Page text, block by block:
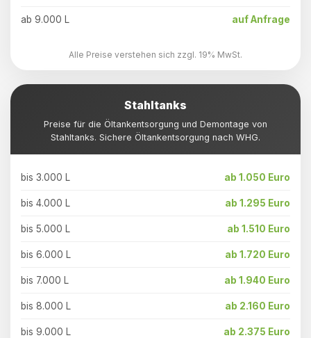
ab 9.000 L auf Anfrage
Alle Preise verstehen sich zzgl. 19% MwSt.
Stahltanks
Preise für die Öltankentsorgung und Demontage von
Stahltanks. Sichere Öltankentsorgung nach WHG.
bis 3.000 L ab 1.050 Euro
bis 4.000 L ab 1.295 Euro
bis 5.000 L ab 1.510 Euro
bis 6.000 L ab 1.720 Euro
bis 7.000 L ab 1.940 Euro
bis 8.000 L ab 2.160 Euro
bis 9.000 L ab 2.375 Euro